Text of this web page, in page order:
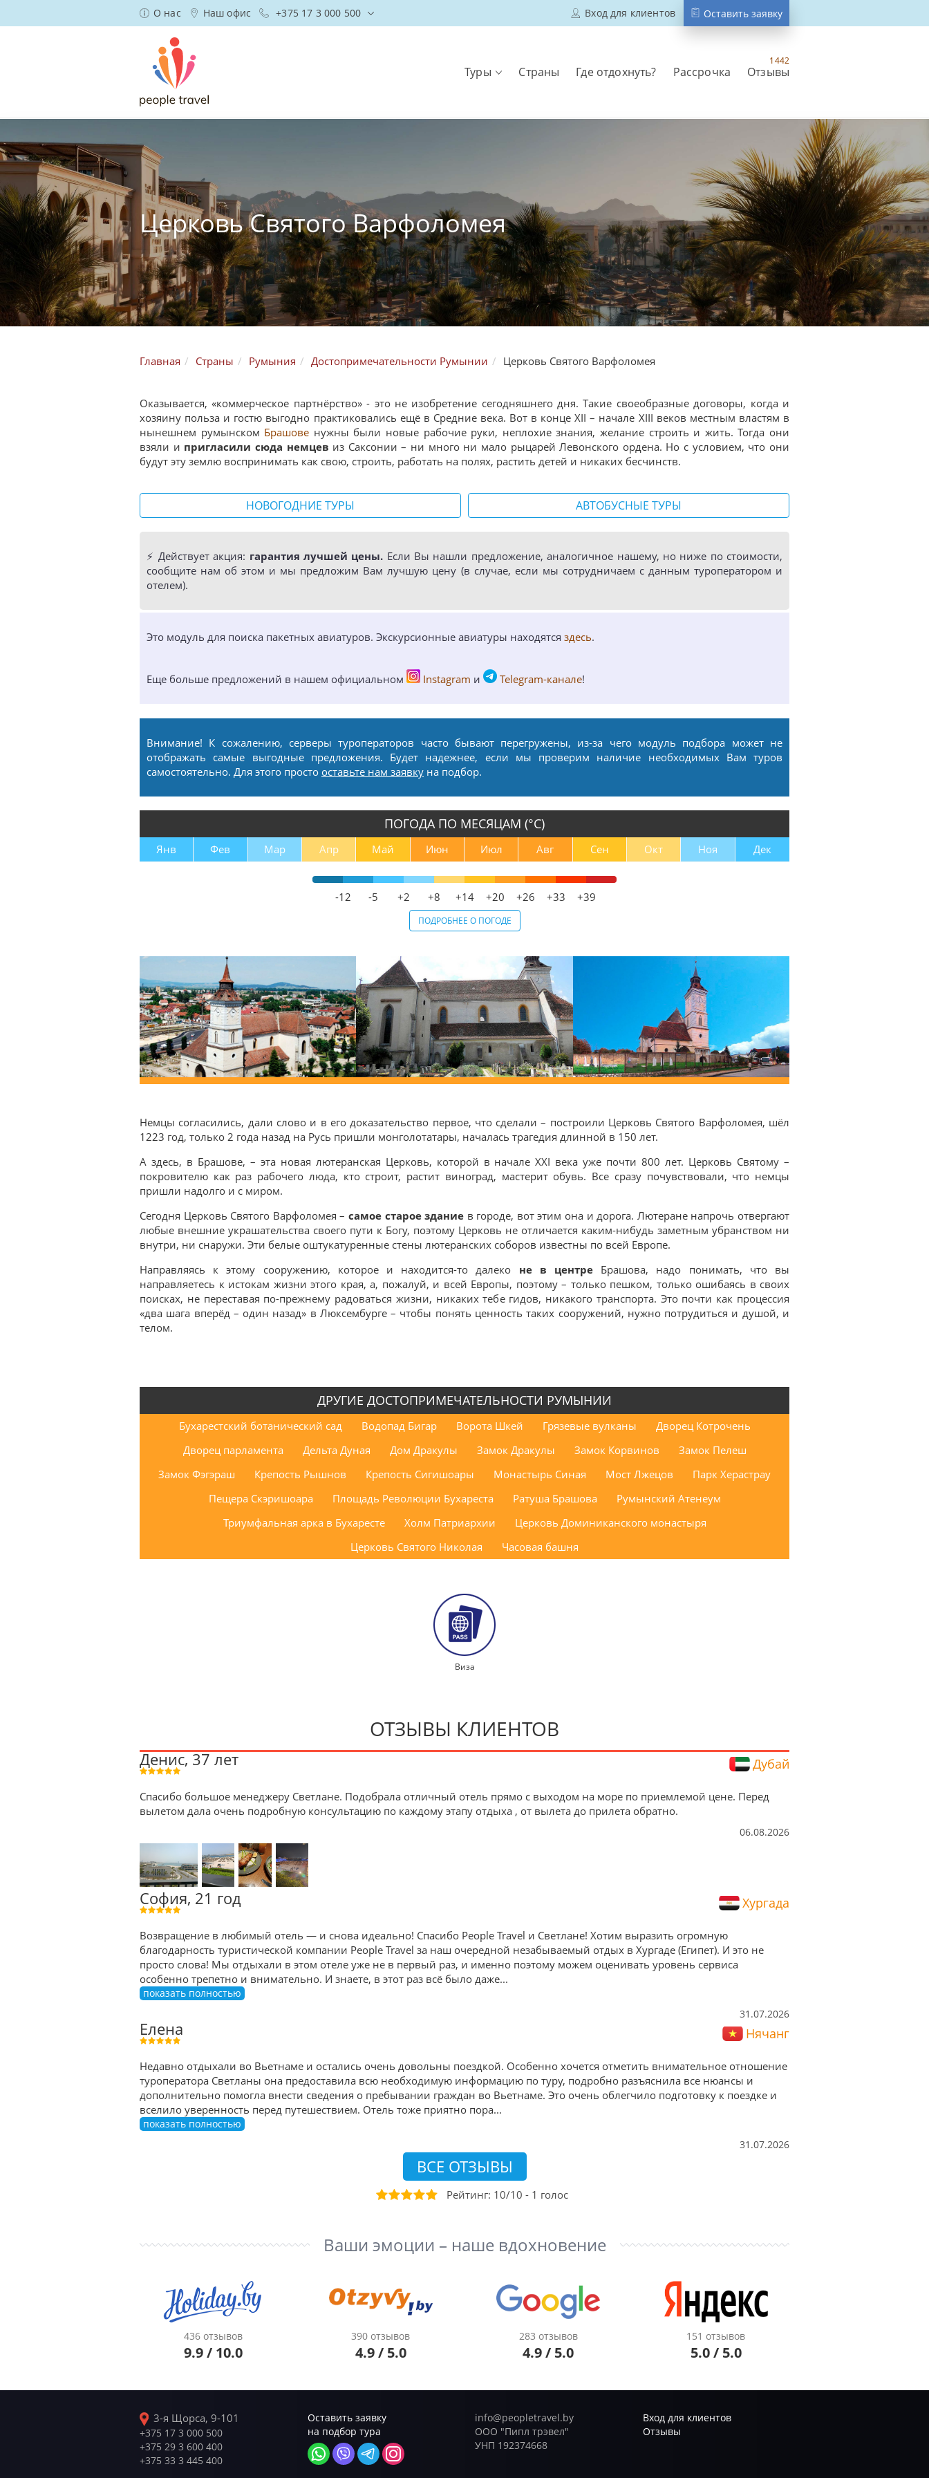
О нас Наш офис +375 17 3 000 500 Вход для клиентов Оставить заявку
Туры Страны Где отдохнуть? Рассрочка Отзывы
1442
Церковь Святого Варфоломея
Главная Страны Румыния Достопримечательности Румынии Церковь Святого Варфоломея
Оказывается, «коммерческое партнёрство» - это не изобретение сегодняшнего дня. Такие своеобразные договоры, когда и
хозяину польза и гостю выгодно практиковались ещё в Средние века. Вот в конце XII – начале XIII веков местным властям в
нынешнем румынском Брашове нужны были новые рабочие руки, неплохие знания, желание строить и жить. Тогда они
взяли и пригласили сюда немцев из Саксонии – ни много ни мало рыцарей Левонского ордена. Но с условием, что они
будут эту землю воспринимать как свою, строить, работать на полях, растить детей и никаких бесчинств.
НОВОГОДНИЕ ТУРЫ АВТОБУСНЫЕ ТУРЫ
⚡️ Действует акция: гарантия лучшей цены. Если Вы нашли предложение, аналогичное нашему, но ниже по стоимости,
сообщите нам об этом и мы предложим Вам лучшую цену (в случае, если мы сотрудничаем с данным туроператором и
отелем).
Это модуль для поиска пакетных авиатуров. Экскурсионные авиатуры находятся здесь.
Еще больше предложений в нашем официальном Instagram и Telegram-канале!
Внимание! К сожалению, серверы туроператоров часто бывают перегружены, из-за чего модуль подбора может не
отображать самые выгодные предложения. Будет надежнее, если мы проверим наличие необходимых Вам туров
самостоятельно. Для этого просто оставьте нам заявку на подбор.
ПОГОДА ПО МЕСЯЦАМ (°С)
Янв Фев Мар Апр Май Июн Июл Авг Сен Окт Ноя Дек
-12 -5 +2 +8 +14 +20 +26 +33 +39
ПОДРОБНЕЕ О ПОГОДЕ
Немцы согласились, дали слово и в его доказательство первое, что сделали – построили Церковь Святого Варфоломея, шёл
1223 год, только 2 года назад на Русь пришли монголотатары, началась трагедия длинной в 150 лет.
А здесь, в Брашове, – эта новая лютеранская Церковь, которой в начале XXI века уже почти 800 лет. Церковь Святому –
покровителю как раз рабочего люда, кто строит, растит виноград, мастерит обувь. Все сразу почувствовали, что немцы
пришли надолго и с миром.
Сегодня Церковь Святого Варфоломея – самое старое здание в городе, вот этим она и дорога. Лютеране напрочь отвергают
любые внешние украшательства своего пути к Богу, поэтому Церковь не отличается каким-нибудь заметным убранством ни
внутри, ни снаружи. Эти белые оштукатуренные стены лютеранских соборов известны по всей Европе.
Направляясь к этому сооружению, которое и находится-то далеко не в центре Брашова, надо понимать, что вы
направляетесь к истокам жизни этого края, а, пожалуй, и всей Европы, поэтому – только пешком, только ошибаясь в своих
поисках, не переставая по-прежнему радоваться жизни, никаких тебе гидов, никакого транспорта. Это почти как процессия
«два шага вперёд – один назад» в Люксембурге – чтобы понять ценность таких сооружений, нужно потрудиться и душой, и
телом.
ДРУГИЕ ДОСТОПРИМЕЧАТЕЛЬНОСТИ РУМЫНИИ
Бухарестский ботанический сад Водопад Бигар Ворота Шкей Грязевые вулканы
Дворец Котрочень
Дворец парламента
Дельта Дуная Дом Дракулы Замок Дракулы Замок Корвинов
Замок Пелеш
Замок Фэгэраш
Крепость Рышнов Крепость Сигишоары Монастырь Синая Мост Лжецов
Парк Херастрау
Пещера Скэришоара
Площадь Революции Бухареста Ратуша Брашова
Румынский Атенеум
Триумфальная арка в Бухаресте
Холм Патриархии
Церковь Доминиканского монастыря
Церковь Святого Николая
Часовая башня
Виза
ОТЗЫВЫ КЛИЕНТОВ
Денис, 37 лет Дубай
Спасибо большое менеджеру Светлане. Подобрала отличный отель прямо с выходом на море по приемлемой цене. Перед
вылетом дала очень подробную консультацию по каждому этапу отдыха , от вылета до прилета обратно.
06.08.2026
София, 21 год Хургада
Возвращение в любимый отель — и снова идеально! Спасибо People Travel и Светлане! Хотим выразить огромную
благодарность туристической компании People Travel за наш очередной незабываемый отдых в Хургаде (Египет). И это не
просто слова! Мы отдыхали в этом отеле уже не в первый раз, и именно поэтому можем оценивать уровень сервиса
особенно трепетно и внимательно. И знаете, в этот раз всё было даже...
показать полностью
31.07.2026
Елена Нячанг
Недавно отдыхали во Вьетнаме и остались очень довольны поездкой. Особенно хочется отметить внимательное отношение
туроператора Светланы она предоставила всю необходимую информацию по туру, подробно разъяснила все нюансы и
дополнительно помогла внести сведения о пребывании граждан во Вьетнаме. Это очень облегчило подготовку к поездке и
вселило уверенность перед путешествием. Отель тоже приятно пора...
показать полностью
31.07.2026
ВСЕ ОТЗЫВЫ
Рейтинг: 10/10 - 1 голос
Ваши эмоции – наше вдохновение
436 отзывов
9.9 / 10.0
390 отзывов
4.9 / 5.0
283 отзывов
4.9 / 5.0
151 отзывов
5.0 / 5.0
3-я Щорса, 9-101
+375 17 3 000 500
+375 29 3 600 400
+375 33 3 445 400
Оставить заявку
на подбор тура
info@peopletravel.by
ООО "Пипл трэвел"
УНП 192374668
Вход для клиентов
Отзывы